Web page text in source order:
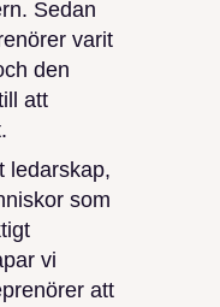
Sedan
varit
den
att
ledarskap,
som
vi
att